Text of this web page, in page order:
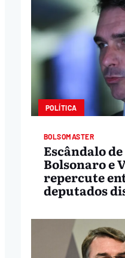
POLÍTICA
BOLSOMASTER
Escândalo
Bolsonaro e
repercute
deputados